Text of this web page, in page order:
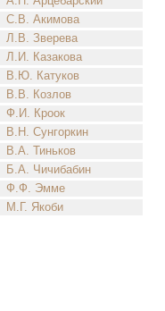
С.В. Акимова
Л.В. Зверева
Л.И. Казакова
В.Ю. Катуков
В.В. Козлов
Ф.И. Кроок
В.Н. Сунгоркин
В.А. Тиньков
Б.А. Чичибабин
Ф.Ф. Эмме
М.Г. Якоби